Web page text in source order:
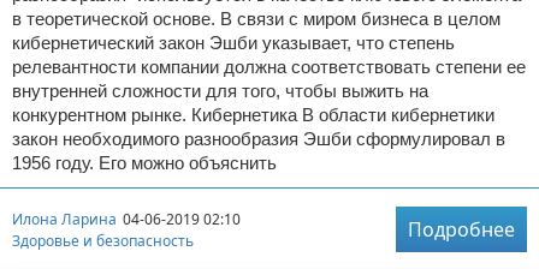
в теоретической основе. В связи с миром бизнеса в целом
кибернетический закон Эшби указывает, что степень
релевантности компании должна соответствовать степени ее
внутренней сложности для того, чтобы выжить на
конкурентном рынке. Кибернетика В области кибернетики
закон необходимого разнообразия Эшби сформулировал в
1956 году. Его можно объяснить
Илона Ларина 04-06-2019 02:10
Здоровье и безопасность
Подробнее